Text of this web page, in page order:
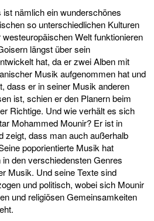
nämlich ein wunderschönes
so unterschiedlichen Kulturen
Welt funktionieren
längst über sein
hat, da er zwei Alben mit
Musik aufgenommen hat und
dass er in seiner Musik anderen
ist, schien er den Planern beim
Richtige. Und wie verhält es sich
Mohammed Mounir? Er ist in
zeigt, dass man auch außerhalb
poporientierte Musik hat
den verschiedensten Genres
Musik. Und seine Texte sind
und politisch, wobei sich Mounir
und religiösen Gemeinsamkeiten